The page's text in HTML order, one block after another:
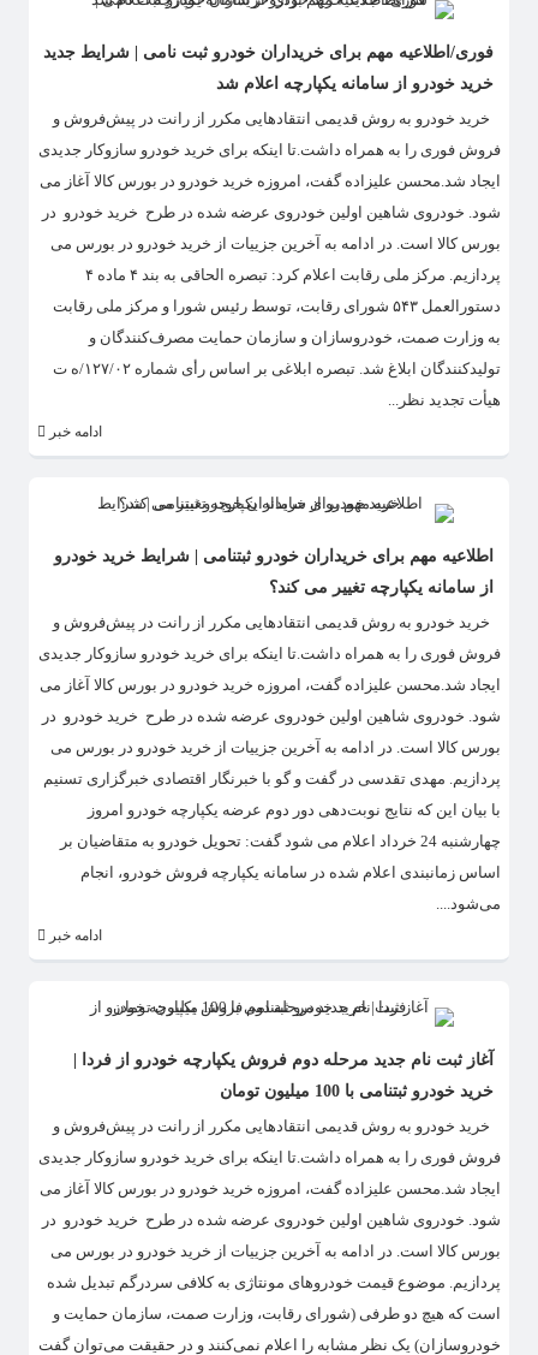
فوری/اطلاعیه مهم برای خریداران خودرو ثبت نامی | شرایط جدید
خرید خودرو از سامانه یکپارچه اعلام شد
​ خرید خودرو به روش قدیمی انتقادهایی مکرر از رانت در پیش‌فروش و
فروش فوری را به همراه داشت.تا اینکه برای خرید خودرو سازوکار جدیدی
ایجاد شد.محسن علیزاده گفت، امروزه خرید خودرو در بورس کالا آغاز می
شود. خودروی شاهین اولین خودروی عرضه شده در طرح خرید خودرو در
بورس کالا است. در ادامه به آخرین جزییات از خرید خودرو در بورس می
پردازیم. مرکز ملی رقابت اعلام کرد: تبصره الحاقی به بند ۴ ماده ۴
دستورالعمل ۵۴۳ شورای رقابت، توسط رئیس شورا و مرکز ملی رقابت
به وزارت صمت، خودروسازان و سازمان حمایت مصرف‌کنندگان و
تولیدکنندگان ابلاغ شد. تبصره ابلاغی بر اساس رأی شماره ۱۲۷/۰۲/ه ت
هیأت تجدید نظر...
ادامه خبر
اطلاعیه مهم برای خریداران خودرو ثبتنامی | شرایط خرید خودرو
از سامانه یکپارچه تغییر می کند؟
​ خرید خودرو به روش قدیمی انتقادهایی مکرر از رانت در پیش‌فروش و
فروش فوری را به همراه داشت.تا اینکه برای خرید خودرو سازوکار جدیدی
ایجاد شد.محسن علیزاده گفت، امروزه خرید خودرو در بورس کالا آغاز می
شود. خودروی شاهین اولین خودروی عرضه شده در طرح خرید خودرو در
بورس کالا است. در ادامه به آخرین جزییات از خرید خودرو در بورس می
پردازیم. مهدی تقدسی در گفت و گو با خبرنگار اقتصادی خبرگزاری تسنیم
با بیان این که نتایج نوبت‌دهی دور دوم عرضه یکپارچه خودرو امروز
چهارشنبه 24 خرداد اعلام می شود گفت: تحویل خودرو به متقاضیان بر
اساس زمانبندی اعلام شده در سامانه یکپارچه فروش خودرو، انجام
می‌شود....
ادامه خبر
آغاز ثبت نام جدید مرحله دوم فروش یکپارچه خودرو از فردا |
خرید خودرو ثبتنامی با 100 میلیون تومان
خرید خودرو به روش قدیمی انتقادهایی مکرر از رانت در پیش‌فروش و
فروش فوری را به همراه داشت.تا اینکه برای خرید خودرو سازوکار جدیدی
ایجاد شد.محسن علیزاده گفت، امروزه خرید خودرو در بورس کالا آغاز می
شود. خودروی شاهین اولین خودروی عرضه شده در طرح خرید خودرو در
بورس کالا است. در ادامه به آخرین جزییات از خرید خودرو در بورس می
پردازیم. موضوع قیمت خودروهای مونتاژی به کلافی سردرگم تبدیل شده
است که هیچ دو طرفی (شورای رقابت، وزارت صمت، سازمان حمایت و
خودروسازان) یک نظر مشابه را اعلام نمی‌کنند و در حقیقت می‌توان گفت